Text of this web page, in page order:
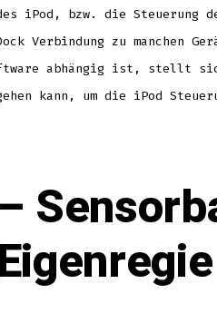
iPod, bzw. die Steuerung
Verbindung zu manchen
abhängig ist, stellt
kann, um die iPod
Eigenregie